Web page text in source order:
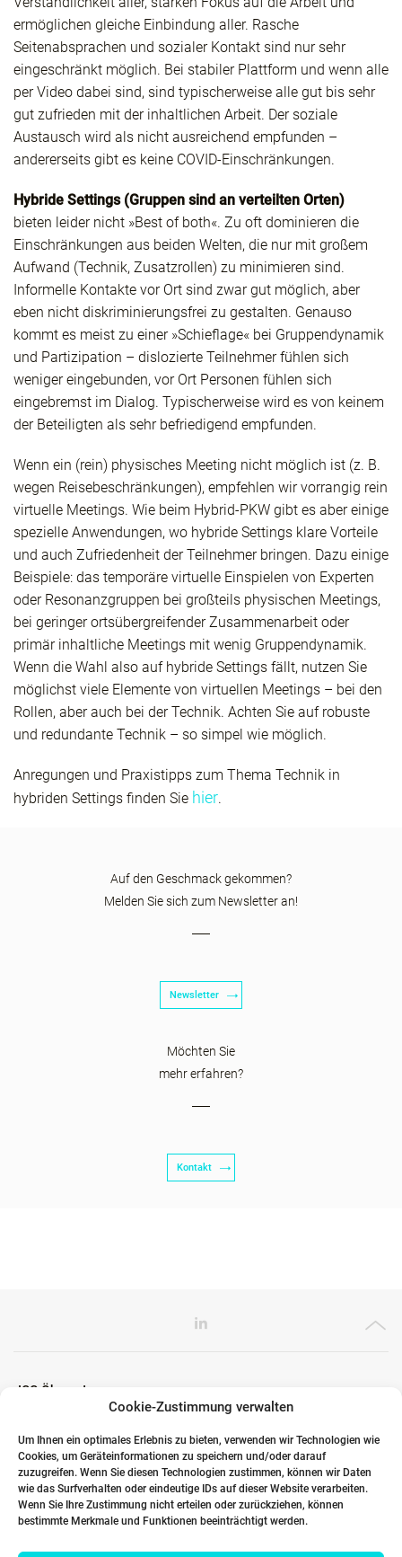
Cookie-Zustimmung verwalten
Um Ihnen ein optimales Erlebnis zu bieten, verwenden wir Technologien wie
Cookies, um Geräteinformationen zu speichern und/oder darauf
zuzugreifen. Wenn Sie diesen Technologien zustimmen, können wir Daten
wie das Surfverhalten oder eindeutige IDs auf dieser Website verarbeiten.
Wenn Sie Ihre Zustimmung nicht erteilen oder zurückziehen, können
bestimmte Merkmale und Funktionen beeinträchtigt werden.
ermöglichen gleiche Einbindung aller. Rasche
Seitenabsprachen und sozialer Kontakt sind nur sehr
eingeschränkt möglich. Bei stabiler Plattform und wenn alle
per Video dabei sind, sind typischerweise alle gut bis sehr
gut zufrieden mit der inhaltlichen Arbeit. Der soziale
Austausch wird als nicht ausreichend empfunden –
andererseits gibt es keine COVID-Einschränkungen.
Hybride Settings (Gruppen sind an verteilten Orten)
bieten leider nicht »Best of both«. Zu oft dominieren die
Einschränkungen aus beiden Welten, die nur mit großem
Aufwand (Technik, Zusatzrollen) zu minimieren sind.
Informelle Kontakte vor Ort sind zwar gut möglich, aber
eben nicht diskriminierungsfrei zu gestalten. Genauso
kommt es meist zu einer »Schieflage« bei Gruppendynamik
und Partizipation – dislozierte Teilnehmer fühlen sich
weniger eingebunden, vor Ort Personen fühlen sich
eingebremst im Dialog. Typischerweise wird es von keinem
der Beteiligten als sehr befriedigend empfunden.
Wenn ein (rein) physisches Meeting nicht möglich ist (z. B.
wegen Reisebeschränkungen), empfehlen wir vorrangig rein
virtuelle Meetings. Wie beim Hybrid-PKW gibt es aber einige
spezielle Anwendungen, wo hybride Settings klare Vorteile
und auch Zufriedenheit der Teilnehmer bringen. Dazu einige
Beispiele: das temporäre virtuelle Einspielen von Experten
oder Resonanzgruppen bei großteils physischen Meetings,
bei geringer ortsübergreifender Zusammenarbeit oder
primär inhaltliche Meetings mit wenig Gruppendynamik.
Wenn die Wahl also auf hybride Settings fällt, nutzen Sie
möglichst viele Elemente von virtuellen Meetings – bei den
Rollen, aber auch bei der Technik. Achten Sie auf robuste
und redundante Technik – so simpel wie möglich.
Anregungen und Praxistipps zum Thema Technik in
hybriden Settings finden Sie hier.
Auf den Geschmack gekommen?
Melden Sie sich zum Newsletter an!
Newsletter
Möchten Sie
mehr erfahren?
Kontakt
ICG Ökosystem
Globale Partner